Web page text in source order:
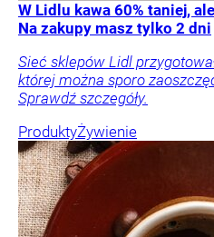
W Lidlu kawa 60% taniej,
Na zakupy masz tylko 2 dni
Sieć sklepów Lidl
której można sporo
Sprawdź szczegóły.
ProduktyŻywienie